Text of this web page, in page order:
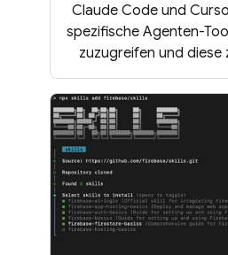
Claude Code und
spezifische Agenten-
zuzugreifen und diese